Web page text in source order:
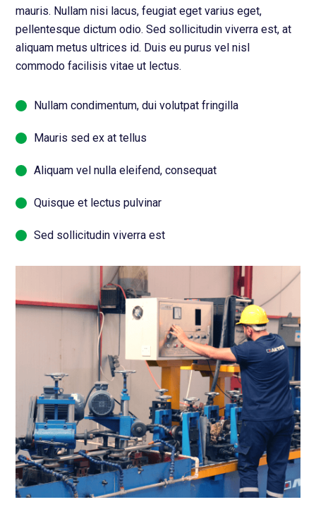
mauris. Nullam nisi lacus, feugiat eget varius eget,
pellentesque dictum odio. Sed sollicitudin viverra est, at
aliquam metus ultrices id. Duis eu purus vel nisl
commodo facilisis vitae ut lectus.
Nullam condimentum, dui volutpat fringilla
Mauris sed ex at tellus
Aliquam vel nulla eleifend, consequat
Quisque et lectus pulvinar
Sed sollicitudin viverra est